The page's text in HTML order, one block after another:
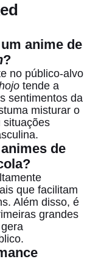
anime de
?
no público-alvo
tende a
sentimentos da
misturar o
situações
de
que facilitam
Além disso, é
grandes